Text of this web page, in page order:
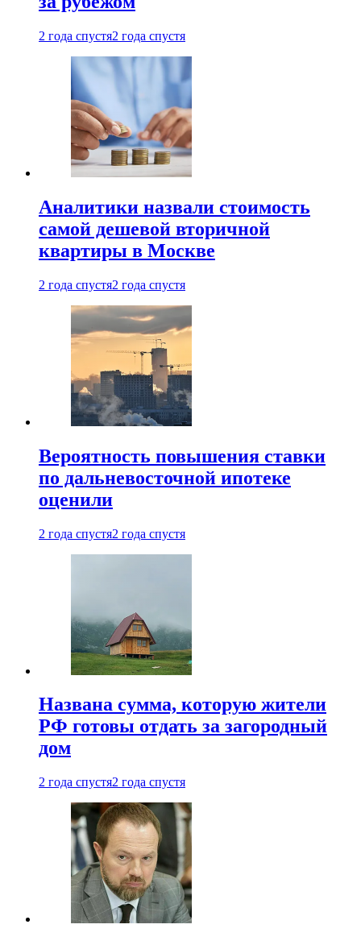
2 года спустя2 года спустя
Аналитики назвали стоимость
самой дешевой вторичной
квартиры в Москве
2 года спустя2 года спустя
Вероятность повышения ставки
по дальневосточной ипотеке
оценили
2 года спустя2 года спустя
Названа сумма, которую жители
РФ готовы отдать за загородный
дом
2 года спустя2 года спустя